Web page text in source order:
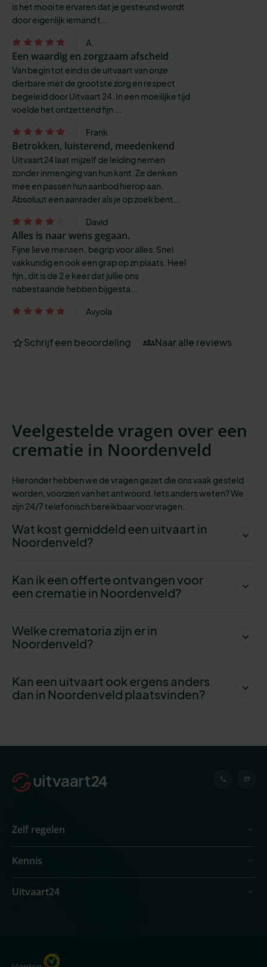
is het mooi te ervaren dat je gesteund wordt
door eigenlijk iemand t...
A.
Een waardig en zorgzaam afscheid
Van begin tot eind is de uitvaart van onze
dierbare met de grootste zorg en respect
begeleid door Uitvaart 24. In een moeilijke tijd
voelde het ontzettend fijn ...
Frank
Betrokken, luisterend, meedenkend
Uitvaart24 laat mijzelf de leiding nemen
zonder inmenging van hun kant. Ze denken
mee en passen hun aanbod hierop aan.
Absoluut een aanrader als je op zoek bent...
David
Alles is naar wens gegaan.
Fijne lieve mensen , begrip voor alles. Snel
vakkundig en ook een grap op zn plaats. Heel
fijn , dit is de 2 e keer dat jullie ons
nabestaande hebben bijgesta...
Avyola
Schrijf een beoordeling Naar alle reviews
Veelgestelde vragen over een
crematie in Noordenveld
Hieronder hebben we de vragen gezet die ons vaak gesteld
worden, voorzien van het antwoord. Iets anders weten? We
zijn 24/7 telefonisch bereikbaarvoor vragen.
Wat kost gemiddeld een uitvaart in
Noordenveld?
Kan ik een offerte ontvangen voor
een crematie in Noordenveld?
Welke crematoria zijn er in
Noordenveld?
Kan een uitvaart ook ergens anders
dan in Noordenveld plaatsvinden?
Zelf regelen
Kennis
Uitvaart24